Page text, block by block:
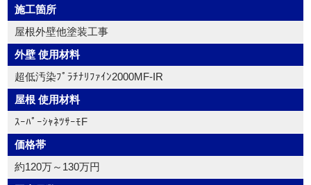
施工箇所
屋根外壁他塗装工事
外壁 使用材料
超低汚染ﾌﾟﾗﾁﾅﾘﾌｧｲﾝ2000MF-IR
屋根 使用材料
ｽｰﾊﾟｰｼｬﾈﾂｻｰﾓF
価格帯
約120万～130万円